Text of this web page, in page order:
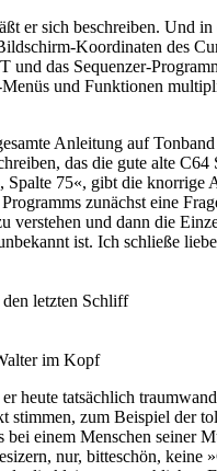
er sich beschreiben. Und
Koordinaten des
und das Sequenzer-
und Funktionen
Anleitung auf
das die gute alte
75«, gibt die
zunächst eine
verstehen und dann die
ist. Ich schließe
letzten Schliff
im Kopf
heute tatsächlich
stimmen, zum Beispiel der
einem Menschen seiner
nur, bitteschön,